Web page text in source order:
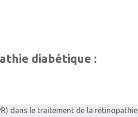
diabétique :
dans le traitement de la rétinopathie